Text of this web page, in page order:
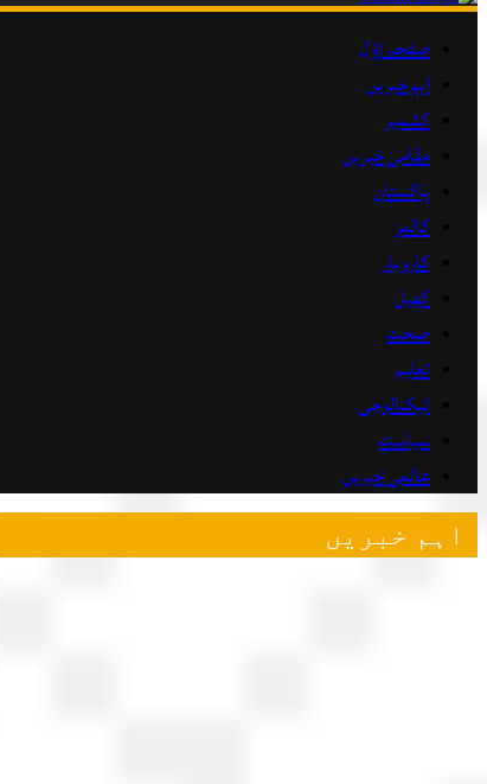
صفحہ اوّل
اہم خبریں
کشمیر
مقامی خبریں
پاکستان
کالمز
کاروبار
کھیل
صحت
تعلیم
ٹیکنالوجی
سیاست
عالمی خبریں
اہم خبریں